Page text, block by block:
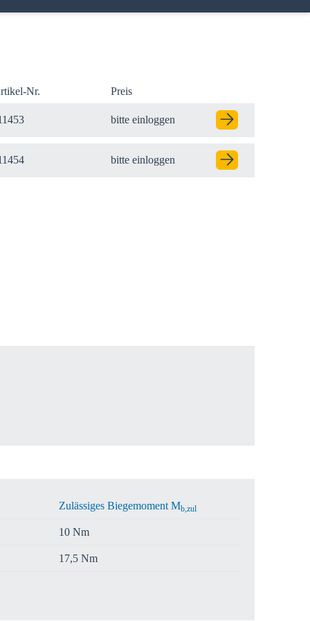
Nr. Preis
bitte einloggen
bitte einloggen
Zulässiges Biegemoment Mb,zul
10 Nm
17,5 Nm
Ihre